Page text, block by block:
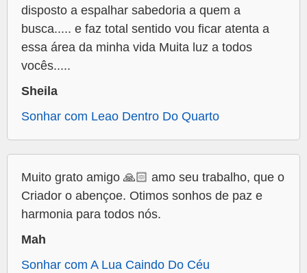
disposto a espalhar sabedoria a quem a
busca..... e faz total sentido vou ficar atenta a
essa área da minha vida Muita luz a todos
vocês.....
Sheila
Sonhar com Leao Dentro Do Quarto
Muito grato amigo 🙏🏻 amo seu trabalho, que o
Criador o abençoe. Otimos sonhos de paz e
harmonia para todos nós.
Mah
Sonhar com A Lua Caindo Do Céu